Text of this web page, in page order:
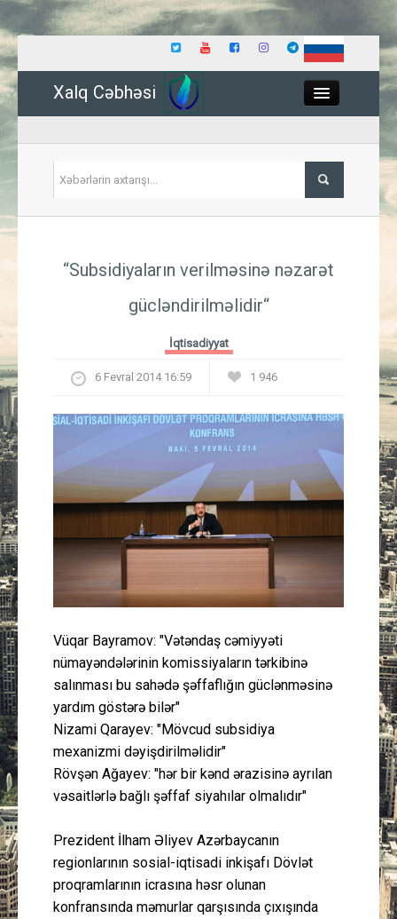
Xalq Cəbhəsi
İqtisadiyyat
Güney Azərbaycan
Müsahibə
İdman
Layihə
Gündəm
Cəmiyyət
Peşə etikası
Əlaqə
“Subsidiyaların verilməsinə nəzarət
gücləndirilməlidir“
İqtisadiyyat
6 Fevral 2014 16:59 1 946
Vüqar Bayramov: "Vətəndaş cəmiyyəti
nümayəndələrinin komissiyaların tərkibinə
salınması bu sahədə şəffaflığın güclənməsinə
yardım göstərə bilər"
Nizami Qarayev: "Mövcud subsidiya
mexanizmi dəyişdirilməlidir"
Rövşən Ağayev: "hər bir kənd ərazisinə ayrılan
vəsaitlərlə bağlı şəffaf siyahılar olmalıdır"
Prezident İlham Əliyev Azərbaycanın
regionlarının sosial-iqtisadi inkişafı Dövlət
proqramlarının icrasına həsr olunan
konfransında məmurlar qarşısında çıxışında